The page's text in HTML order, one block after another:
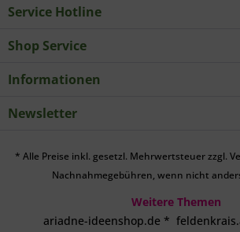
Service Hotline
Shop Service
Informationen
Newsletter
* Alle Preise inkl. gesetzl. Mehrwertsteuer zzgl.
Nachnahmegebühren, wenn nicht
Weitere Themen
ariadne-ideenshop.de *